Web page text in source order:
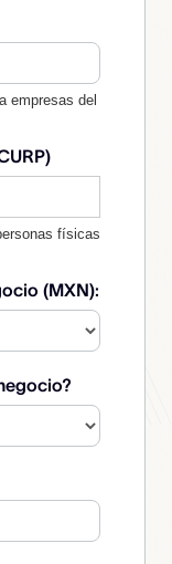
empresas del
físicas
(MXN):